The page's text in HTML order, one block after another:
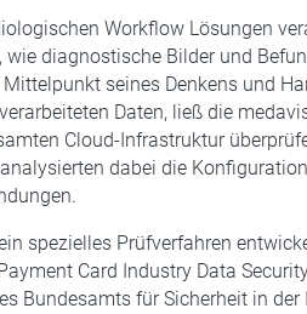
Workflow Lösungen
diagnostische Bilder und
seines Denkens und
Daten, ließ die
Cloud-Infrastruktur
dabei die
spezielles Prüfverfahren
Card Industry Data
Bundesamts für Sicherheit in